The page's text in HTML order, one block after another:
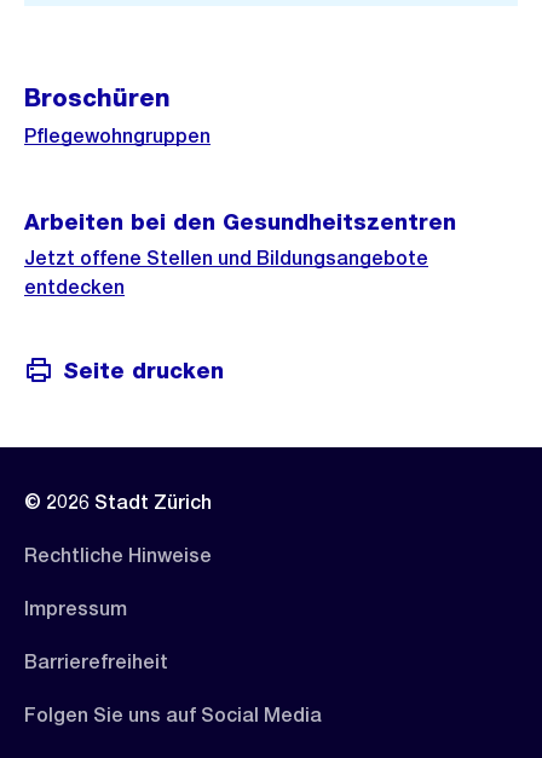
Broschüren
Pflegewohngruppen
Arbeiten bei den Gesundheitszentren
Jetzt offene Stellen und Bildungsangebote
entdecken
Seite drucken
© 2026 Stadt Zürich
Rechtliche Hinweise
Impressum
Barrierefreiheit
Folgen Sie uns auf Social Media